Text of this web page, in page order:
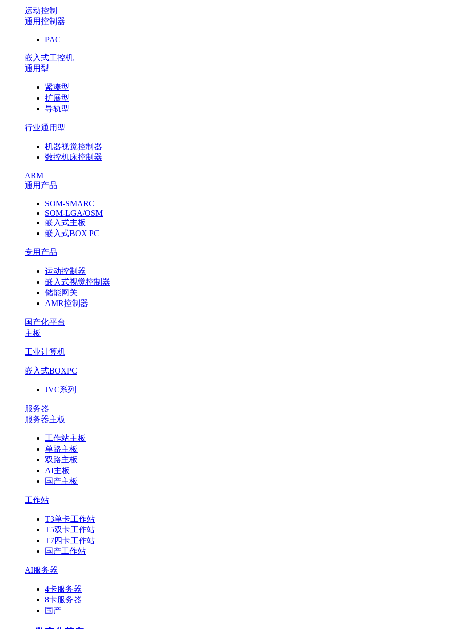
运动控制
通用控制器
PAC
嵌入式工控机
通用型
紧凑型
扩展型
导轨型
行业通用型
机器视觉控制器
数控机床控制器
ARM
通用产品
SOM-SMARC
SOM-LGA/OSM
嵌入式主板
嵌入式BOX PC
专用产品
运动控制器
嵌入式视觉控制器
储能网关
AMR控制器
国产化平台
主板
工业计算机
嵌入式BOXPC
JVC系列
服务器
服务器主板
工作站主板
单路主板
双路主板
AI主板
国产主板
工作站
T3单卡工作站
T5双卡工作站
T7四卡工作站
国产工作站
AI服务器
4卡服务器
8卡服务器
国产